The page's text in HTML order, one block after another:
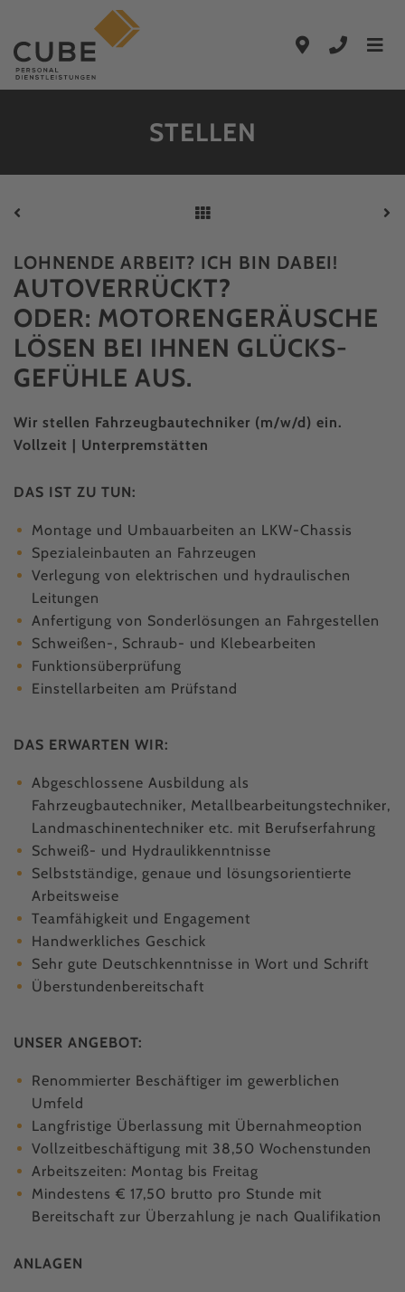
Zum Hauptinhalt springen
Zur Hauptnavigation springen
STELLEN
LOHNENDE ARBEIT? ICH BIN DABEI!
AUTO­VERRÜCKT?
ODER: MOTOREN­GERÄUSCHE
LÖSEN BEI IHNEN GLÜCKS­
GEFÜHLE AUS.
Wir stellen Fahrzeugbautechniker (m/w/d) ein.
Vollzeit | Unterpremstätten
DAS IST ZU TUN:
Montage und Umbauarbeiten an LKW-Chassis
Spezialeinbauten an Fahrzeugen
Verlegung von elektrischen und hydraulischen
Leitungen
Anfertigung von Sonderlösungen an Fahrgestellen
Schweißen-, Schraub- und Klebearbeiten
Funktionsüberprüfung
Einstellarbeiten am Prüfstand
DAS ERWARTEN WIR:
Abgeschlossene Ausbildung als
Fahrzeugbautechniker, Metallbearbeitungstechniker,
Landmaschinentechniker etc. mit Berufserfahrung
Schweiß- und Hydraulikkenntnisse
Selbstständige, genaue und lösungsorientierte
Arbeitsweise
Teamfähigkeit und Engagement
Handwerkliches Geschick
Sehr gute Deutschkenntnisse in Wort und Schrift
Überstundenbereitschaft
UNSER ANGEBOT:
Renommierter Beschäftiger im gewerblichen
Umfeld
Langfristige Überlassung mit Übernahmeoption
Vollzeitbeschäftigung mit 38,50 Wochenstunden
Arbeitszeiten: Montag bis Freitag
Mindestens € 17,50 brutto pro Stunde mit
Bereitschaft zur Überzahlung je nach Qualifikation
ANLAGEN